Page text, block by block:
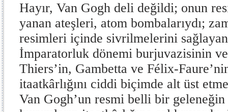
Hayır, Van Gogh deli değildi; onun
yanan ateşleri, atom bombalarıydı;
resimleri içinde sivrilmelerini sağlayan
İmparatorluk dönemi burjuvazisinin
Thiers’in, Gambetta ve Félix-
itaatkârlığını ciddi biçimde alt üst
Van Gogh’un resmi belli bir geleneğin